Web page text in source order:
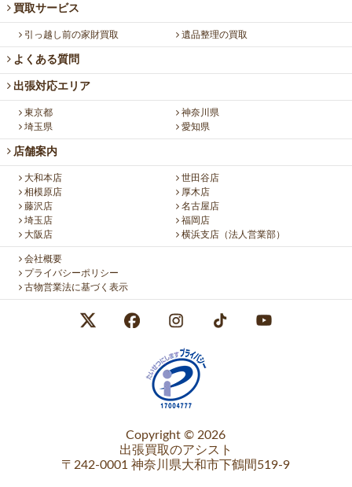
買取サービス
引っ越し前の家財買取 遺品整理の買取
よくある質問
出張対応エリア
東京都
神奈川県
埼玉県
愛知県
店舗案内
大和本店
世田谷店
相模原店
厚木店
藤沢店
名古屋店
埼玉店
福岡店
大阪店
横浜支店（法人営業部）
会社概要
プライバシーポリシー
古物営業法に基づく表示
Copyright © 2026
出張買取のアシスト
〒242-0001 神奈川県大和市下鶴間519-9